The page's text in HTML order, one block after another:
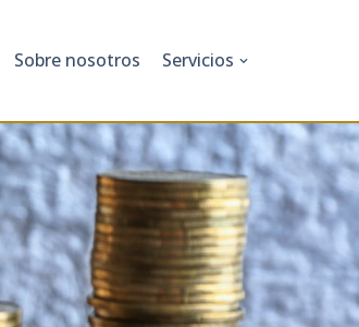
Sobre nosotros Servicios